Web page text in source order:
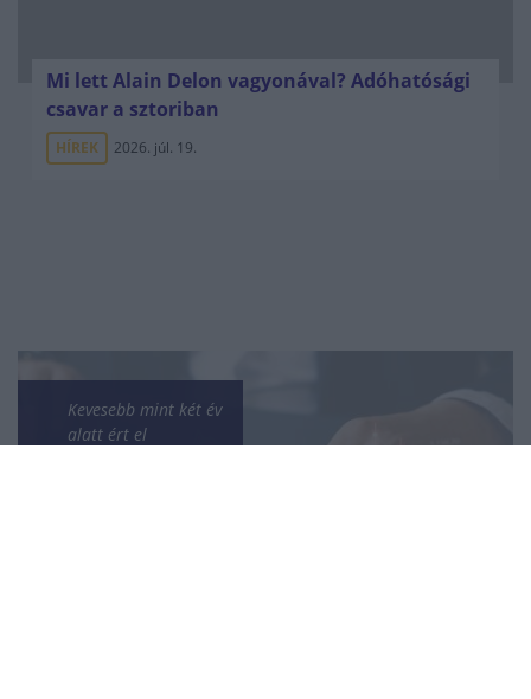
Mi lett Alain Delon vagyonával? Adóhatósági
csavar a sztoriban
HÍREK 2026. júl. 19.
Kevesebb mint két év
alatt ért el